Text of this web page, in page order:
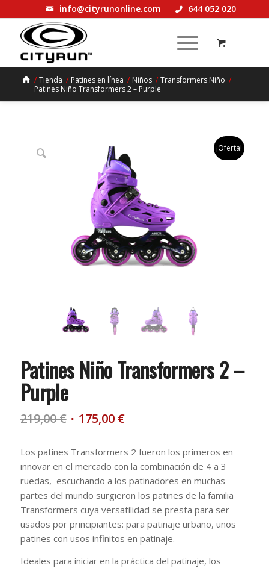
info@cityrunonline.com 644 052 020
/ Tienda / Patines en línea / Niños / Transformers Niño /
Patines Niño Transformers 2 – Purple
¡Oferta!
Patines Niño Transformers 2 –
Purple
219,00€ El
original
era:
219,00 €.
175,00 €El
actual
es:
175,00 €.
Los patines Transformers 2 fueron los primeros en
innovar en el mercado con la combinación de 4 a 3
ruedas, escuchando a los patinadores en muchas
partes del mundo surgieron los patines de la familia
Transformers cuya versatilidad se presta para ser
usados por principiantes: para patinaje urbano, unos
patines con usos infinitos en patinaje.
Ideales para iniciar en la práctica del patinaje, los